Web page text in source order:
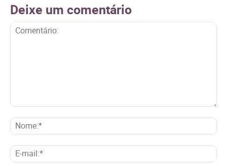
Deixe um comentário
E-